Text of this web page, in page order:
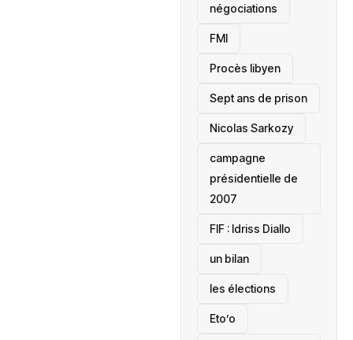
négociations
FMI
Procès libyen
Sept ans de prison
Nicolas Sarkozy
campagne
présidentielle de
2007
‎FIF : Idriss Diallo
un bilan
les élections
Eto’o